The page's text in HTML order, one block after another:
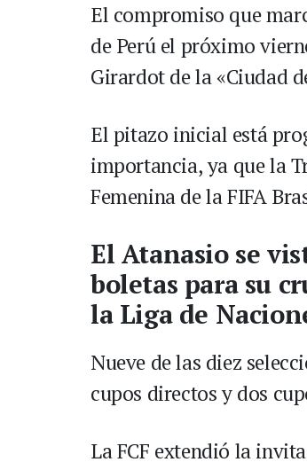
El compromiso que
de Perú el próximo
Girardot de la «Ciudad
El pitazo inicial está
importancia, ya que la
Femenina de la FIFA
El Atanasio se
boletas para su
la Liga de
Nueve de las diez
cupos directos y dos
La FCF extendió la